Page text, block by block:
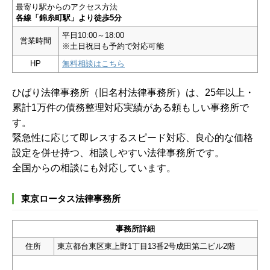
最寄り駅からのアクセス方法
各線「錦糸町駅」より徒歩5分
営業時間
平日10:00～18:00
※土日祝日も予約で対応可能
HP
無料相談はこちら
ひばり法律事務所（旧名村法律事務所）は、25年以上・
累計1万件の債務整理対応実績がある頼もしい事務所で
す。
緊急性に応じて即レスするスピード対応、良心的な価格
設定を併せ持つ、相談しやすい法律事務所です。
全国からの相談にも対応しています。
東京ロータス法律事務所
事務所詳細
住所
東京都台東区東上野1丁目13番2号成田第二ビル2階